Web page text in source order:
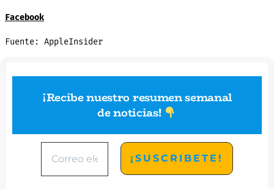
Facebook
Fuente: AppleInsider
¡Recibe nuestro resumen semanal
de noticias!